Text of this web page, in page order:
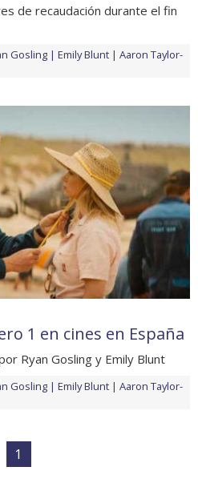
de recaudación durante el fin
Gosling Emily Blunt
Aaron Taylor-
1 en cines en España
Ryan Gosling y Emily Blunt
Gosling Emily Blunt
Aaron Taylor-
1